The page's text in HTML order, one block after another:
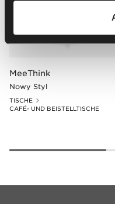
MeeThink
Nowy Styl
TISCHE
CAFÉ- UND BEISTELLTISCHE